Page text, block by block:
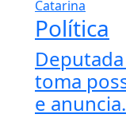
Política
toma
e